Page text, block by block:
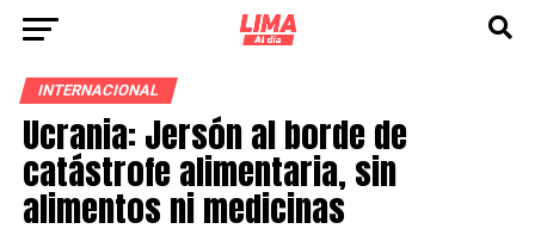
INTERNACIONAL
Ucrania: Jersón al borde de
catástrofe alimentaria, sin
alimentos ni medicinas